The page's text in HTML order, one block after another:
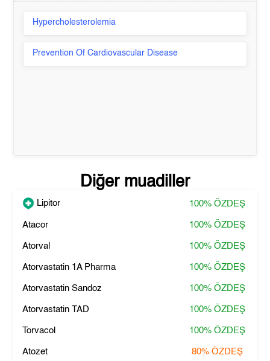
Hypercholesterolemia
Prevention Of Cardiovascular Disease
Diğer muadiller
Lipitor 100% ÖZDEŞ
Atacor 100% ÖZDEŞ
Atorval 100% ÖZDEŞ
Atorvastatin 1A Pharma 100% ÖZDEŞ
Atorvastatin Sandoz 100% ÖZDEŞ
Atorvastatin TAD 100% ÖZDEŞ
Torvacol 100% ÖZDEŞ
Atozet 80% ÖZDEŞ